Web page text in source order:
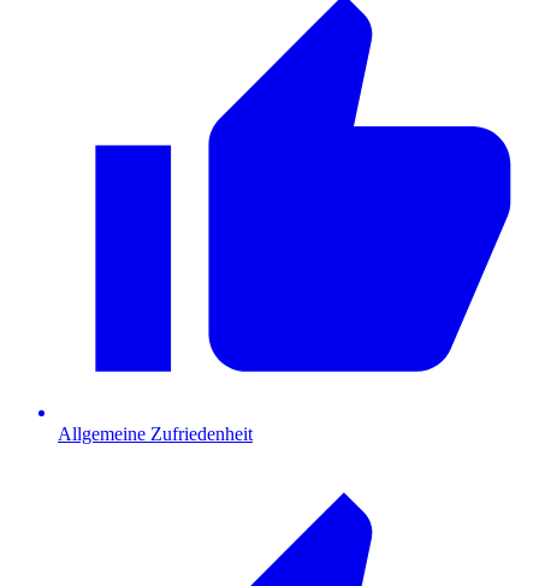
Allgemeine Zufriedenheit